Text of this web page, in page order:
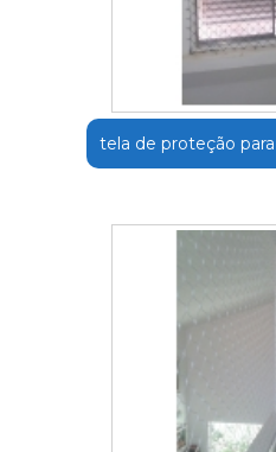
tela de proteção